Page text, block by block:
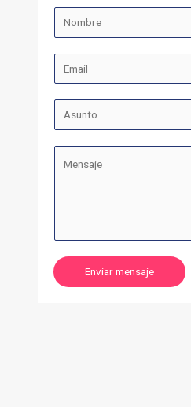
Enviar mensaje